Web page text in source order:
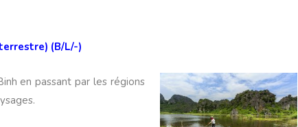
(B/L/-)
en passant par les régions